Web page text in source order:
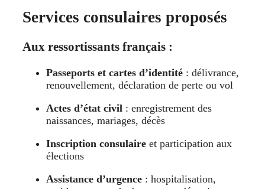
Services consulaires proposés
Aux ressortissants français :
Passeports et cartes d’identité : délivrance,
renouvellement, déclaration de perte ou vol
Actes d’état civil : enregistrement des
naissances, mariages, décès
Inscription consulaire et participation aux
élections
Assistance d’urgence : hospitalisation,